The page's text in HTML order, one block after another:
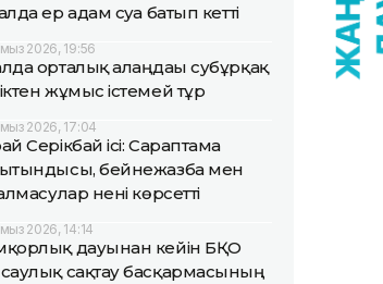
ер адам суға батып кетті
2026, 19:56
орталық алаңдағы субұрқақ
жұмыс істемей тұр
2026, 17:04
Серікбай ісі: Сараптама
бейнежазба мен
нені көрсетті
2026, 14:14
дауынан кейін БҚО
сақтау басқармасының